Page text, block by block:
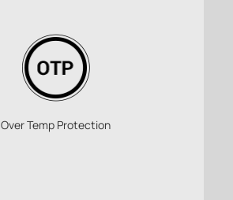
Over Temp Protection